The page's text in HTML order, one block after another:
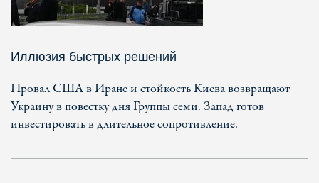
Иллюзия быстрых решений
Провал США в Иране и стойкость Киева возвращают
Украину в повестку дня Группы семи. Запад готов
инвестировать в длительное сопротивление.